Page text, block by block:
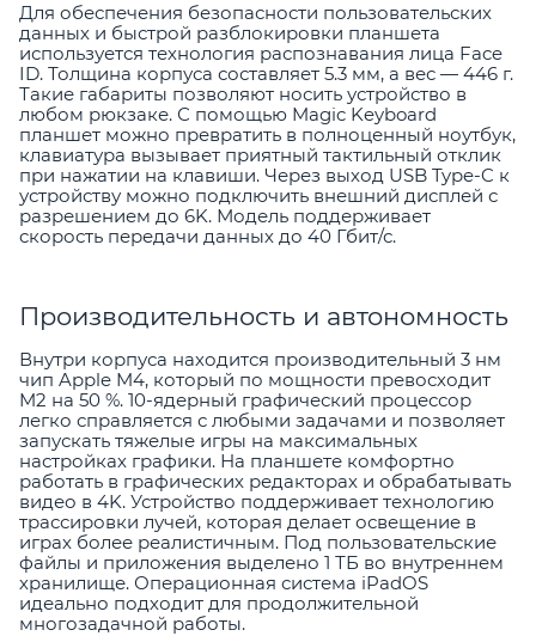
Для обеспечения безопасности пользовательских
данных и быстрой разблокировки планшета
используется технология распознавания лица Face
ID. Толщина корпуса составляет 5.3 мм, а вес — 446 г.
Такие габариты позволяют носить устройство в
любом рюкзаке. С помощью Magic Keyboard
планшет можно превратить в полноценный ноутбук,
клавиатура вызывает приятный тактильный отклик
при нажатии на клавиши. Через выход USB Type-C к
устройству можно подключить внешний дисплей с
разрешением до 6K. Модель поддерживает
скорость передачи данных до 40 Гбит/с.
Производительность и автономность
Внутри корпуса находится производительный 3 нм
чип Apple M4, который по мощности превосходит
M2 на 50 %. 10-ядерный графический процессор
легко справляется с любыми задачами и позволяет
запускать тяжелые игры на максимальных
настройках графики. На планшете комфортно
работать в графических редакторах и обрабатывать
видео в 4K. Устройство поддерживает технологию
трассировки лучей, которая делает освещение в
играх более реалистичным. Под пользовательские
файлы и приложения выделено 1 ТБ во внутреннем
хранилище. Операционная система iPadOS
идеально подходит для продолжительной
многозадачной работы.